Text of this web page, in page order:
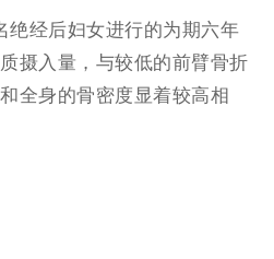
绝经后妇女进行的为期六年
摄入量，与较低的前臂骨折
全身的骨密度显着较高相